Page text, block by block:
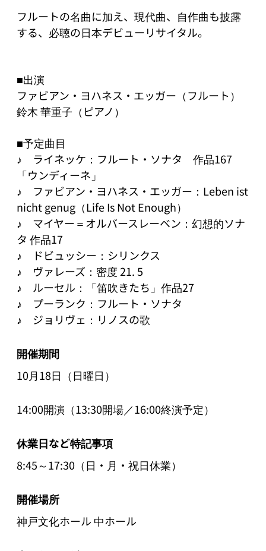
フルートの名曲に加え、現代曲、自作曲も披露
する、必聴の日本デビューリサイタル。
■出演
ファビアン・ヨハネス・エッガー（フルート）
鈴木 華重子（ピアノ）
■予定曲目
♪　ライネッケ：フルート・ソナタ　作品167
「ウンディーネ」
♪　ファビアン・ヨハネス・エッガー：Leben ist
nicht genug（Life Is Not Enough）
♪　マイヤー＝オルバースレーベン：幻想的ソナ
タ 作品17
♪　ドビュッシー：シリンクス
♪　ヴァレーズ：密度 21. 5
♪　ルーセル：「笛吹きたち」作品27
♪　プーランク：フルート・ソナタ
♪　ジョリヴェ：リノスの歌
開催期間
10月18日（日曜日）
14:00開演（13:30開場／16:00終演予定）
休業日など特記事項
8:45～17:30（日・月・祝日休業）
開催場所
神戸文化ホール 中ホール